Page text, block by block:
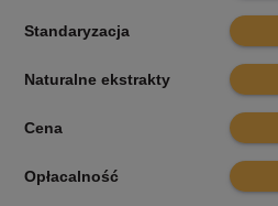
Standaryzacja 5
Naturalne ekstrakty 8
Cena 9
Opłacalność 7.5